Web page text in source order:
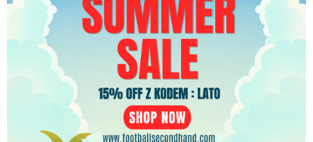
Koszulka za czasów kiedy w Tirolu grał Jerzy
Brzęczek i Radosław Gilewicz.
449.99zł